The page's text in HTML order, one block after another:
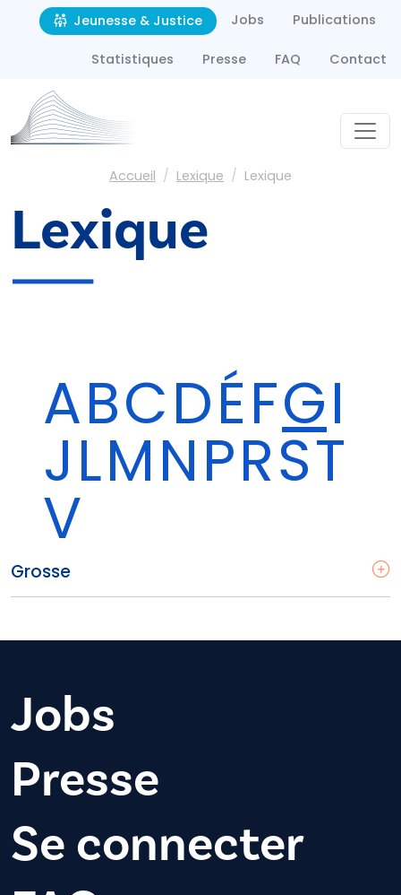
Aller au contenu principal
Second navigation
Jeunesse & Justice Jobs Publications
Statistiques Presse FAQ Contact
Fil d'Ariane
Accueil Lexique Lexique
Lexique
ABCDÉFGI
JLMNPRST
V
Grosse
Jobs
Presse
Se connecter